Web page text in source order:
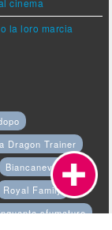
cinema
la loro marcia
Dragon Trainer
Biancaneve
Royal Family
sfumature